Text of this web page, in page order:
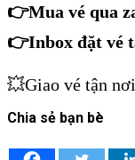
👉Mua vé qua
👉Inbox đặt vé
💥Giao vé tận
Chia sẻ bạn bè